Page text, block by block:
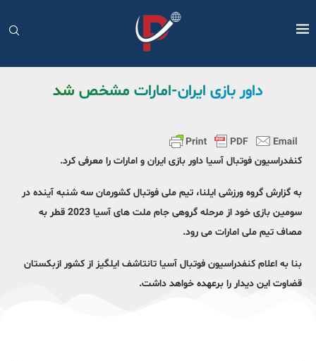
داور بازی ایران-امارات مشخص شد
کنفدراسیون فوتبال آسیا داور بازی ایران و امارات را معرفی کرد.
به گزارش گروه ورزشی ایلنا، تیم ملی فوتبال کشورمان سه شنبه آینده در
سومین بازی خود از مرحله گروهی جام ملت های آسیا 2023 قطر به
مصاف تیم ملی امارات می رود.
بنا به اعلام کنفدراسیون فوتبال آسیا تانتاشف ایلگیز از کشور ازبکستان
قضاوت این دیدار را برعهده خواهد داشت.